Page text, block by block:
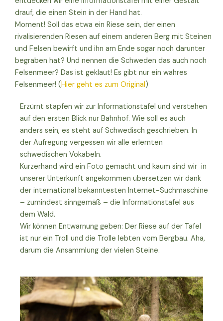
drauf, die einen Stein in der Hand hat.
Moment! Soll das etwa ein Riese sein, der einen
rivalisierenden Riesen auf einem anderen Berg mit Steinen
und Felsen bewirft und ihn am Ende sogar noch darunter
begraben hat? Und nennen die Schweden das auch noch
Felsenmeer? Das ist geklaut! Es gibt nur ein wahres
Felsenmeer! (Hier geht es zum Original)
Erzürnt stapfen wir zur Informationstafel und verstehen
auf den ersten Blick nur Bahnhof. Wie soll es auch
anders sein, es steht auf Schwedisch geschrieben. In
der Aufregung vergessen wir alle erlernten
schwedischen Vokabeln.
Kurzerhand wird ein Foto gemacht und kaum sind wir in
unserer Unterkunft angekommen übersetzen wir dank
der international bekanntesten Internet-Suchmaschine
– zumindest sinngemäß – die Informationstafel aus
dem Wald.
Wir können Entwarnung geben: Der Riese auf der Tafel
ist nur ein Troll und die Trolle lebten vom Bergbau. Aha,
darum die Ansammlung der vielen Steine.